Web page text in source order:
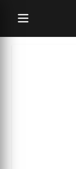
Équipement